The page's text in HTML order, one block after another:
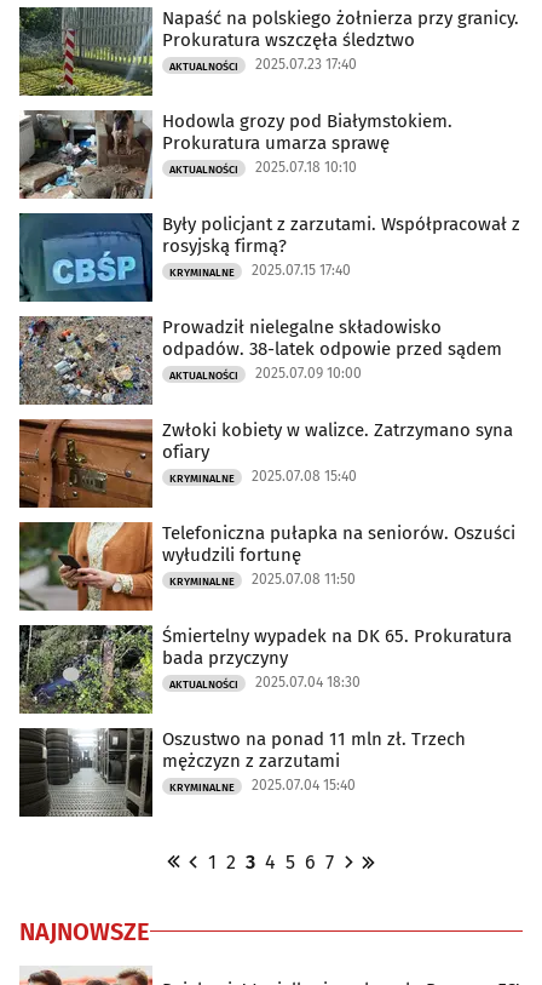
Napaść na polskiego żołnierza przy granicy.
Prokuratura wszczęła śledztwo
AKTUALNOŚCI 2025.07.23 17:40
Hodowla grozy pod Białymstokiem.
Prokuratura umarza sprawę
AKTUALNOŚCI 2025.07.18 10:10
Były policjant z zarzutami. Współpracował z
rosyjską firmą?
KRYMINALNE 2025.07.15 17:40
Prowadził nielegalne składowisko
odpadów. 38-latek odpowie przed sądem
AKTUALNOŚCI 2025.07.09 10:00
Zwłoki kobiety w walizce. Zatrzymano syna
ofiary
KRYMINALNE 2025.07.08 15:40
Telefoniczna pułapka na seniorów. Oszuści
wyłudzili fortunę
KRYMINALNE 2025.07.08 11:50
Śmiertelny wypadek na DK 65. Prokuratura
bada przyczyny
AKTUALNOŚCI 2025.07.04 18:30
Oszustwo na ponad 11 mln zł. Trzech
mężczyzn z zarzutami
KRYMINALNE 2025.07.04 15:40
1 2 3 4 5 6 7
NAJNOWSZE